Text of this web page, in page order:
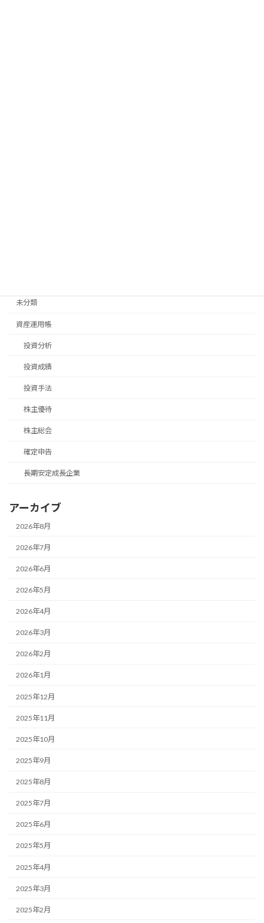
未分類
資産運用帳
投資分析
投資成績
投資手法
株主優待
株主総会
確定申告
長期安定成長企業
アーカイブ
2026年8月
2026年7月
2026年6月
2026年5月
2026年4月
2026年3月
2026年2月
2026年1月
2025年12月
2025年11月
2025年10月
2025年9月
2025年8月
2025年7月
2025年6月
2025年5月
2025年4月
2025年3月
2025年2月